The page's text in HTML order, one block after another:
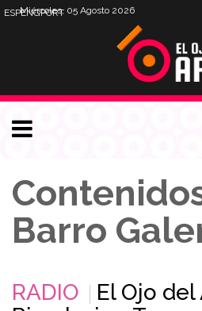
Miércoles, 05 Agosto 2026
ESPENGPORT
Barro
RADIO
El Ojo